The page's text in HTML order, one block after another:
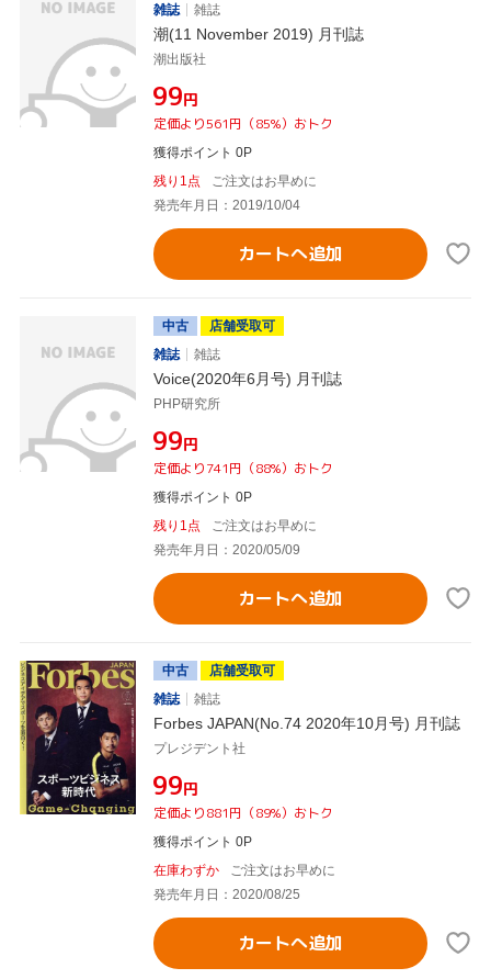
雑誌
雑誌
潮(11 November 2019) 月刊誌
潮出版社
¥99円
定価より561円（85%）おトク
獲得ポイント 0P
残り1点
ご注文はお早めに
発売年月日：2019/10/04
カートへ追加
中古
店舗受取可
雑誌
雑誌
Voice(2020年6月号) 月刊誌
PHP研究所
¥99円
定価より741円（88%）おトク
獲得ポイント 0P
残り1点
ご注文はお早めに
発売年月日：2020/05/09
カートへ追加
中古
店舗受取可
雑誌
雑誌
Forbes JAPAN(No.74 2020年10月号) 月刊誌
プレジデント社
¥99円
定価より881円（89%）おトク
獲得ポイント 0P
在庫わずか
ご注文はお早めに
発売年月日：2020/08/25
カートへ追加